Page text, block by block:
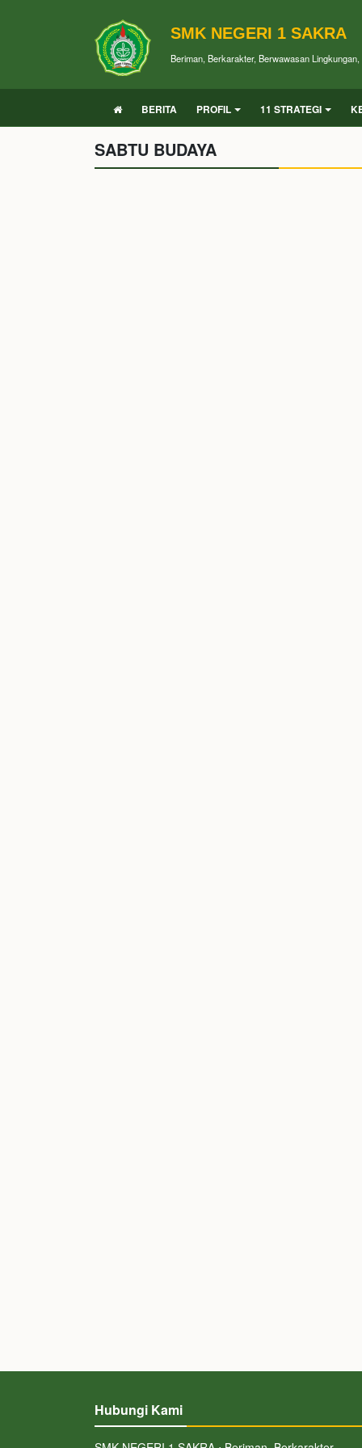
SMK NEGERI 1 SAKRA
Beriman, Berkarakter, Berwawasan
BERITA PROFIL 11 STRATEGI
SABTU BUDAYA
Hubungi Kami